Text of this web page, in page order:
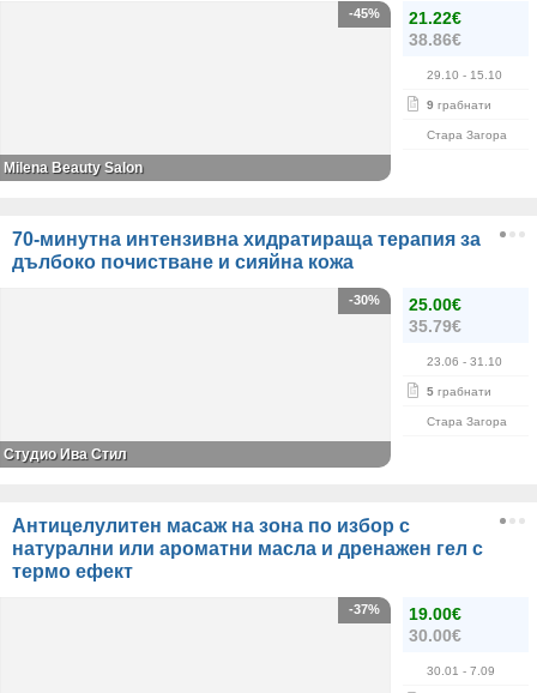
21.22€
38.86€
29.10 - 15.10
9 грабнати
Стара Загора
-45%
Milena Beauty Salon
70-минутна интензивна хидратираща терапия за
дълбоко почистване и сияйна кожа
25.00€
35.79€
23.06 - 31.10
5 грабнати
Стара Загора
-30%
Студио Ива Стил
Антицелулитен масаж на зона по избор с
натурални или ароматни масла и дренажен гел с
термо ефект
19.00€
30.00€
30.01 - 7.09
-37%